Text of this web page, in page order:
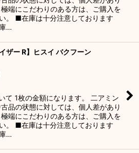
端にこだわりのある方は、ご購入を
。 ■在庫は十分注意しております
…
イザー R】ヒスイ バクフーン
て 1枚の金額になります。 二アミン
古品の状態に対しては、個人差があり
端にこだわりのある方は、ご購入を
。 ■在庫は十分注意しております
…